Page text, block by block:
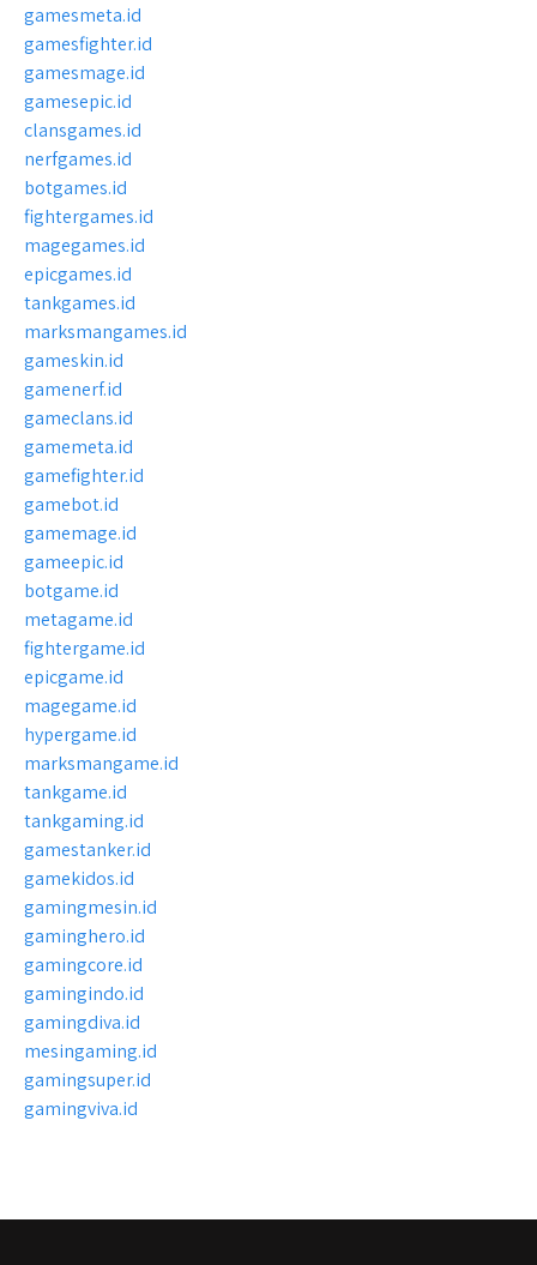
gamesmeta.id
gamesfighter.id
gamesmage.id
gamesepic.id
clansgames.id
nerfgames.id
botgames.id
fightergames.id
magegames.id
epicgames.id
tankgames.id
marksmangames.id
gameskin.id
gamenerf.id
gameclans.id
gamemeta.id
gamefighter.id
gamebot.id
gamemage.id
gameepic.id
botgame.id
metagame.id
fightergame.id
epicgame.id
magegame.id
hypergame.id
marksmangame.id
tankgame.id
tankgaming.id
gamestanker.id
gamekidos.id
gamingmesin.id
gaminghero.id
gamingcore.id
gamingindo.id
gamingdiva.id
mesingaming.id
gamingsuper.id
gamingviva.id